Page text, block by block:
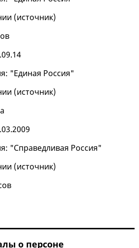
(источник)
"Единая Россия"
(источник)
"Справедливая Россия"
(источник)
о персоне